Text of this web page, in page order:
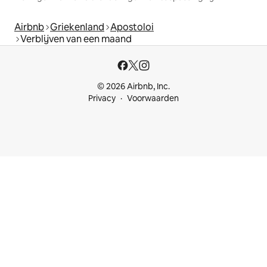
Airbnb Griekenland Apostoloi
Verblijven van een maand
© 2026 Airbnb, Inc.
Privacy
Voorwaarden